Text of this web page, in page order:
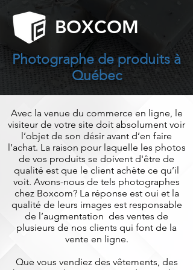
BOXCOM
Photographe de produits à
Québec
Avec la venue du commerce en ligne, le
visiteur de votre site doit absolument voir
l’objet de son désir avant d’en faire
l’achat. La raison pour laquelle les photos
de vos produits se doivent d'être de
qualité est que le client achète ce qu’il
voit. Avons-nous de tels photographes
chez Boxcom? La réponse est oui et la
qualité de leurs images est responsable
de l’augmentation des ventes de
plusieurs de nos clients qui font de la
vente en ligne.
Que vous vendiez des vêtements, des